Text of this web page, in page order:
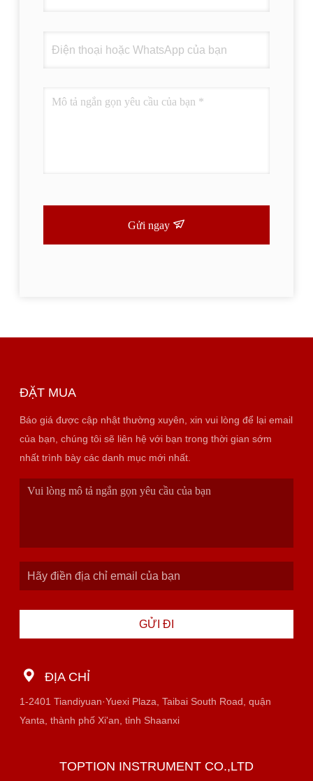
Gửi ngay
ĐẶT MUA
Báo giá được cập nhật thường xuyên, xin vui lòng để lại email
của bạn, chúng tôi sẽ liên hệ với bạn trong thời gian sớm
nhất trình bày các danh mục mới nhất.
GỬI ĐI
ĐỊA CHỈ
1-2401 Tiandiyuan·Yuexi Plaza, Taibai South Road, quận
Yanta, thành phố Xi'an, tỉnh Shaanxi
TOPTION INSTRUMENT CO.,LTD